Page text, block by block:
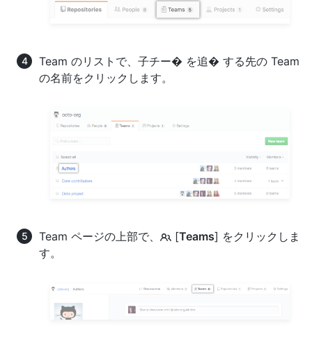
Team のリストで、子チー� を追� する先の Team
の名前をクリックします。
Team ページの上部で、 [Teams] をクリックしま
す。